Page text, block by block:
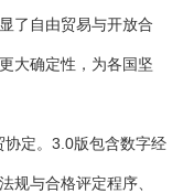
了自由贸易与开放合
大确定性，为各国坚
定。3.0版包含数字经
规与合格评定程序、